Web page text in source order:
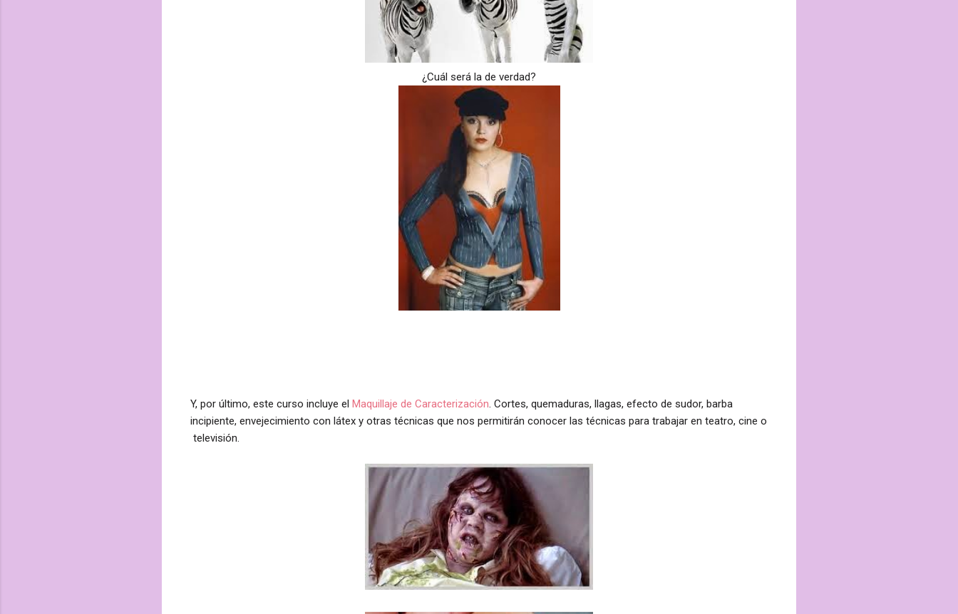
¿Cuál será la de verdad?
Y, por último, este curso incluye el Maquillaje de Caracterización . Cortes, quemaduras, llagas, efecto de sudor, barba
incipiente, envejecimiento con látex y otras técnicas que nos permitirán conocer las técnicas para trabajar en teatro, cine o
televisión.